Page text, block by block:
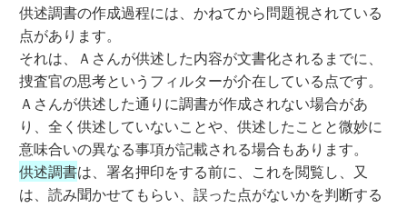
供述調書の作成過程には、かねてから問題視されている
点があります。
それは、Ａさんが供述した内容が文書化されるまでに、
捜査官の思考というフィルターが介在している点です。
Ａさんが供述した通りに調書が作成されない場合があ
り、全く供述していないことや、供述したことと微妙に
意味合いの異なる事項が記載される場合もあります。
供述調書は、署名押印をする前に、これを閲覧し、又
は、読み聞かせてもらい、誤った点がないかを判断する